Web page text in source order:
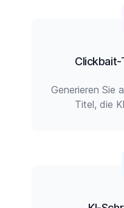
Generieren Sie
Titel, die